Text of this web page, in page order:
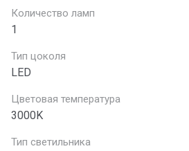
Количество ламп
1
Тип цоколя
LED
Цветовая температура
3000K
Тип светильника